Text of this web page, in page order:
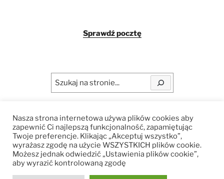
Sprawdź pocztę
Copyright © 2025 Kompleks Uroczysko
Nasza strona internetowa używa plików cookies aby
zapewnić Ci najlepszą funkcjonalność, zapamiętując
Twoje preferencje. Klikając „Akceptuj wszystko”,
wyrażasz zgodę na użycie WSZYSTKICH plików cookie.
Możesz jednak odwiedzić „Ustawienia plików cookie”,
aby wyrazić kontrolowaną zgodę